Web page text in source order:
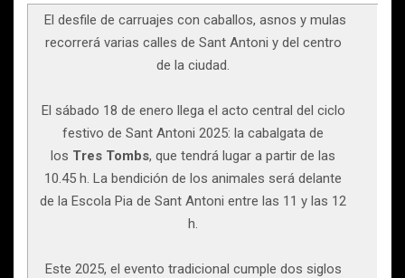
El desfile de carruajes con caballos, asnos y mulas
recorrerá varias calles de Sant Antoni y del centro
de la ciudad.
El sábado 18 de enero llega el acto central del ciclo
festivo de Sant Antoni 2025: la cabalgata de
los Tres Tombs, que tendrá lugar a partir de las
10.45 h. La bendición de los animales será delante
de la Escola Pia de Sant Antoni entre las 11 y las 12
h.
Este 2025, el evento tradicional cumple dos siglos